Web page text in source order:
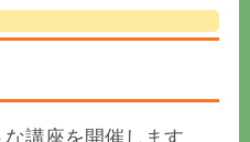
講座を開催します。